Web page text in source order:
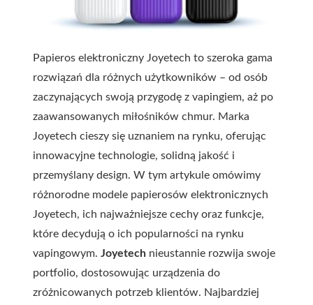
Papieros elektroniczny Joyetech to szeroka gama
rozwiązań dla różnych użytkowników – od osób
zaczynających swoją przygodę z vapingiem, aż po
zaawansowanych miłośników chmur. Marka
Joyetech cieszy się uznaniem na rynku, oferując
innowacyjne technologie, solidną jakość i
przemyślany design. W tym artykule omówimy
różnorodne modele papierosów elektronicznych
Joyetech, ich najważniejsze cechy oraz funkcje,
które decydują o ich popularności na rynku
vapingowym. Joyetech nieustannie rozwija swoje
portfolio, dostosowując urządzenia do
zróżnicowanych potrzeb klientów. Najbardziej